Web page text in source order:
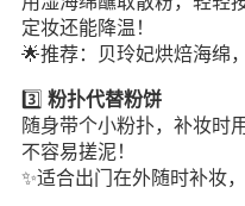
定妆还能降温！
🌟推荐：贝玲妃烘焙海绵
3️⃣ 粉扑代替粉饼
随身带个小粉扑，补妆时
不容易搓泥！
✨适合出门在外随时补妆